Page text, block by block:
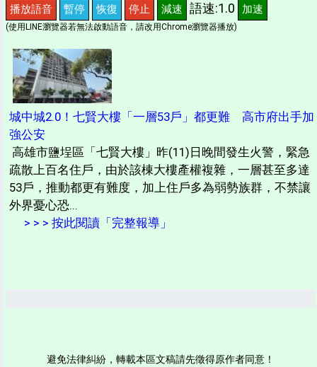
播放語音 暫停 恢復 停止 減速 語速:1.0 加速
(使用LINE瀏覽器若無法啟動語音，請改用Chrome瀏覽器播放)
城中城2.0！七賢大樓「一層53戶」都更難 高市府出手加
強公安
高雄市鹽埕區「七賢大樓」昨(11)日晚間發生火警，緊急
疏散上百名住戶，由於該棟大樓產權複雜，一層甚至多達
53戶，推動都更有難度，加上住戶多為弱勢族群，不禁讓
外界憂心恐...
> > > 按此閱讀「完整報導」
避免法律糾紛，轉載本區文稿請先徵得原作者同意！